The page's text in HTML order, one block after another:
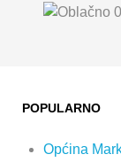
POPULARNO
Općina